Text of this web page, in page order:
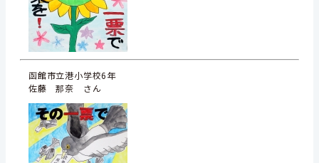
函館市立港小学校6年
佐藤 那奈 さん